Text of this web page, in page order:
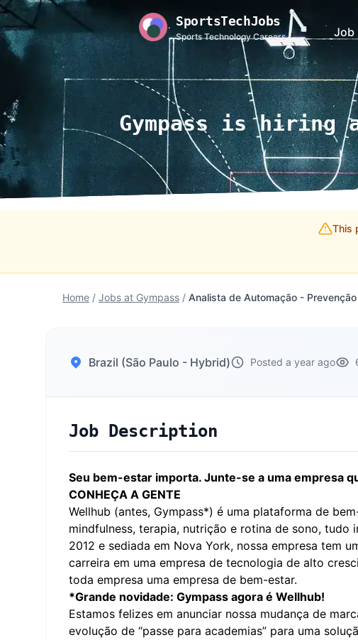
SportsTechJobs
Sports Technology Careers Job
Gympass is hiring
This
Home / Jobs at Gympass / Analista de Automação -
Brazil (São Paulo - Hybrid) Posted a year ago
Job Description
Seu bem-estar importa. Junte-se a uma empresa
CONHEÇA A GENTE
Wellhub (antes, Gympass*) é uma plataforma de
mindfulness, terapia, nutrição e rotina de sono, tudo
2012 e sediada em Nova York, nossa empresa tem
carreira em uma empresa de tecnologia de alto
toda empresa uma empresa de bem-estar.
*Grande novidade: Gympass agora é Wellhub!
Estamos felizes em anunciar nossa mudança de
evolução de “passe para academias” para uma